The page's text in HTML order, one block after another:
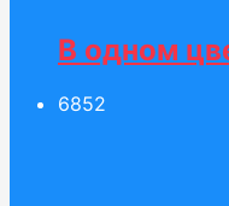
В одном
6852